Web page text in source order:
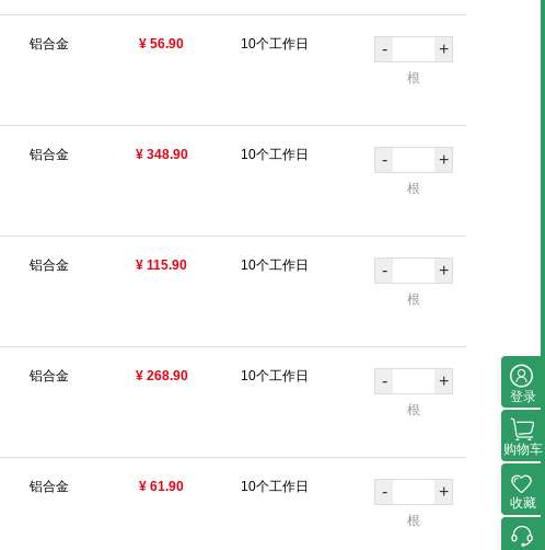
铝合金 ¥ 56.90 10个工作日 - +
根
铝合金 ¥ 348.90 10个工作日 - +
根
铝合金 ¥ 115.90 10个工作日 - +
根
铝合金 ¥ 268.90 10个工作日 - +
根
铝合金 ¥ 61.90 10个工作日 - +
根
登录
购物车
收藏